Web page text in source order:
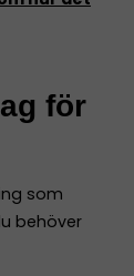
för
som
behöver